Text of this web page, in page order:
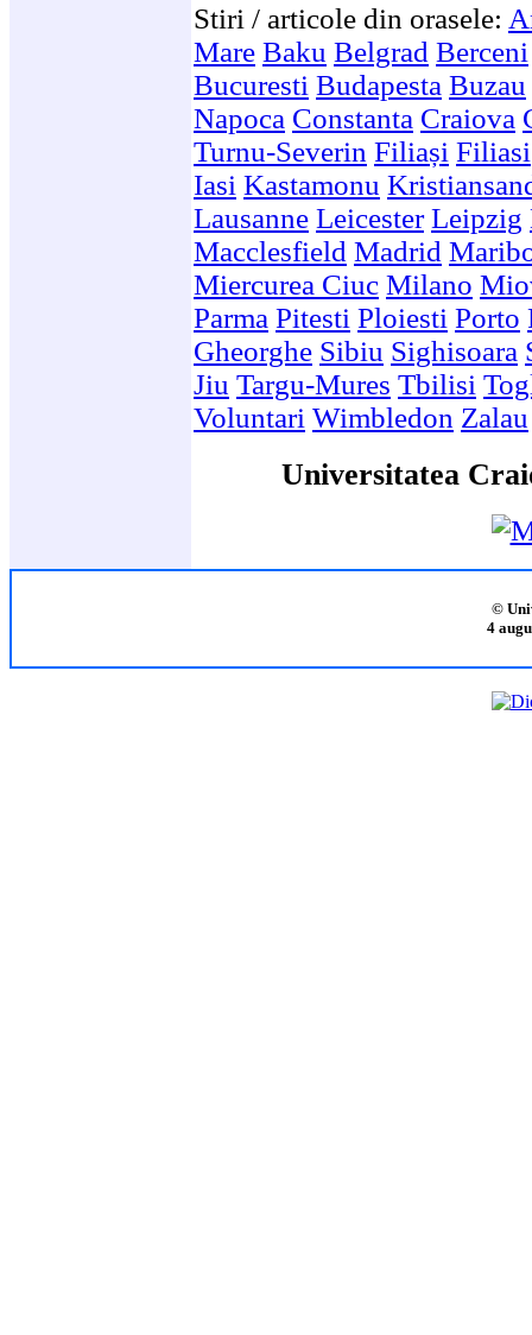
Stiri / articole din orasele:
Mare Baku Belgrad Berceni
Bucuresti Budapesta Buzau
Napoca Constanta Craiova
Turnu-Severin Filiași Filiasi
Iasi Kastamonu
Lausanne Leicester Leipzig
Macclesfield Madrid
Miercurea Ciuc Milano
Parma Pitesti Ploiesti Porto
Gheorghe Sibiu Sighisoara
Jiu Targu-Mures Tbilisi
Voluntari Wimbledon Zalau
Universitatea
©
4